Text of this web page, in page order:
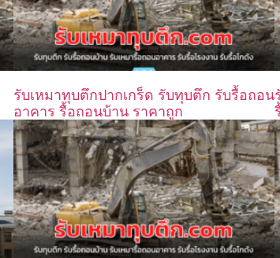
รับเหมาทุบตึกปากเกร็ด รับทุบตึก รับรื้อถอน
อาคาร รื้อถอนบ้าน ราคาถูก